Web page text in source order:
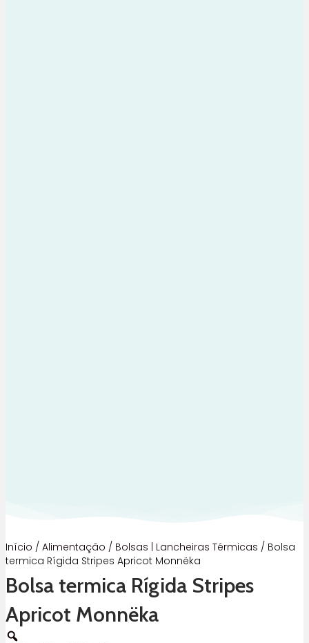
Início / Alimentação / Bolsas | Lancheiras Térmicas / Bolsa
termica Rígida Stripes Apricot Monnëka
Bolsa termica Rígida Stripes
Apricot Monnëka